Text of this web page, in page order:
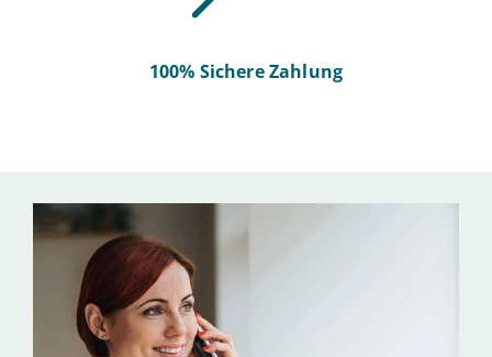
100% Sichere Zahlung